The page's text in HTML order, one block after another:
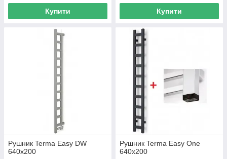
Купити Купити
Рушник Terma Easy DW
640х200
Рушник Terma Easy One
640х200